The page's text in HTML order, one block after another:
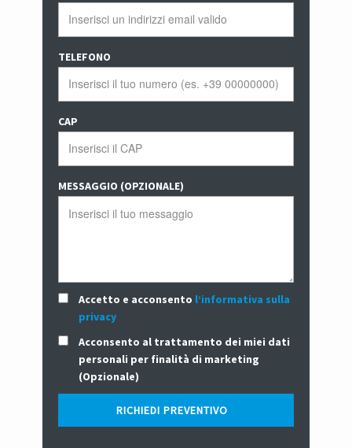
TELEFONO
CAP
MESSAGGIO (OPZIONALE)
Accetto e acconsento l’informativa sulla
privacy
Acconsento al trattamento dei miei dati
personali per finalità di marketing
(Opzionale)
RICHIEDI PREVENTIVO